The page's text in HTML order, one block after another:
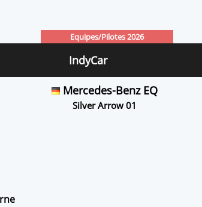
Equipes/Pilotes 2026
IndyCar
Mercedes-Benz EQ
Silver Arrow 01